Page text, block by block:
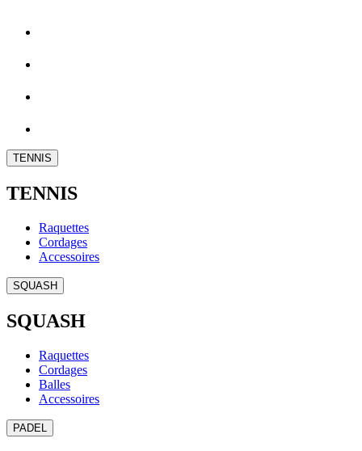
TENNIS
TENNIS
Raquettes
Cordages
Accessoires
SQUASH
SQUASH
Raquettes
Cordages
Balles
Accessoires
PADEL